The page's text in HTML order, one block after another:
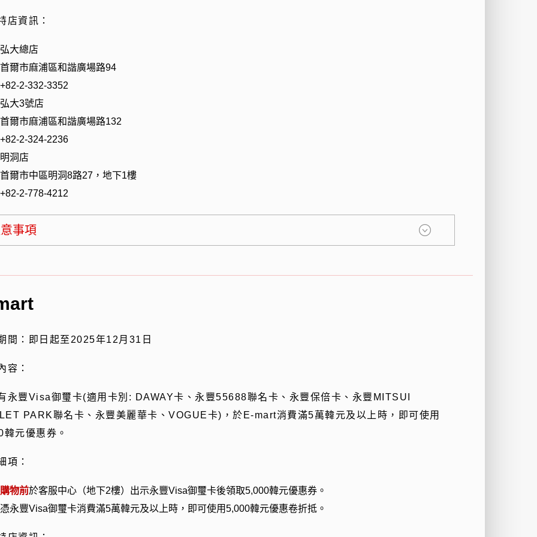
店資訊：
弘大總店
首爾市麻浦區和諧廣場路94
+82-2-332-3352
弘大3號店
首爾市麻浦區和諧廣場路132
+82-2-324-2236
明洞店
首爾市中區明洞8路27 ，地下1樓
+82-2-778-4212
事項
間：即日起至 2025年12 月 31 日
容：
永豐Visa御璽卡(適用卡別 : DAWAY卡、永豐55688聯名卡、永豐保倍卡、永豐 MITSUI
PARK聯名卡、永豐美麗華卡、VOGUE卡) ，於 E-mart消費滿5萬韓元及以上時，即可使用
韓元優惠券。
項：
購物前於客服中心（地下2樓）出示永豐Visa御璽卡後領取5,000韓元優惠券。
憑永豐Visa御璽卡消費滿5萬韓元及以上時，即可使用5,000韓元優惠卷折抵。